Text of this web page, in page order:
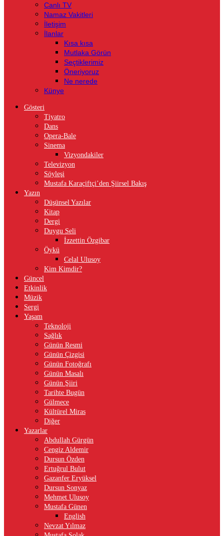
Canlı TV
Namaz Vakitleri
İletişim
İlanlar
Kısa kısa
Mutlaka Görün
Seçtiklerimiz
Öneriyoruz
Ne nerede
Künye
Gösteri
Tiyatro
Dans
Opera-Bale
Sinema
Vizyondakiler
Televizyon
Söyleşi
Mustafa Karaçiftçi’den Şiirsel Bakış
Yazın
Düşünsel Yazılar
Kitap
Dergi
Duygu Seli
İzzettin Özgibar
Öykü
Celal Ulusoy
Kim Kimdir?
Güncel
Etkinlik
Müzik
Sergi
Yaşam
Teknoloji
Sağlık
Günün Resmi
Günün Çizgisi
Günün Fotoğrafı
Günün Masalı
Günün Şiiri
Tarihte Bugün
Gülmece
Kültürel Miras
Diğer
Yazarlar
Abdullah Gürgün
Cengiz Aldemir
Dursun Özden
Ertuğrul Bulut
Gazanfer Eryüksel
Dursun Sonyaz
Mehmet Ulusoy
Mustafa Günen
English
Nevzat Yılmaz